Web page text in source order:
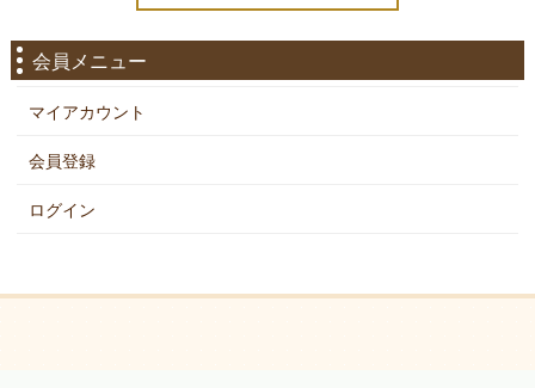
会員メニュー
マイアカウント
会員登録
ログイン